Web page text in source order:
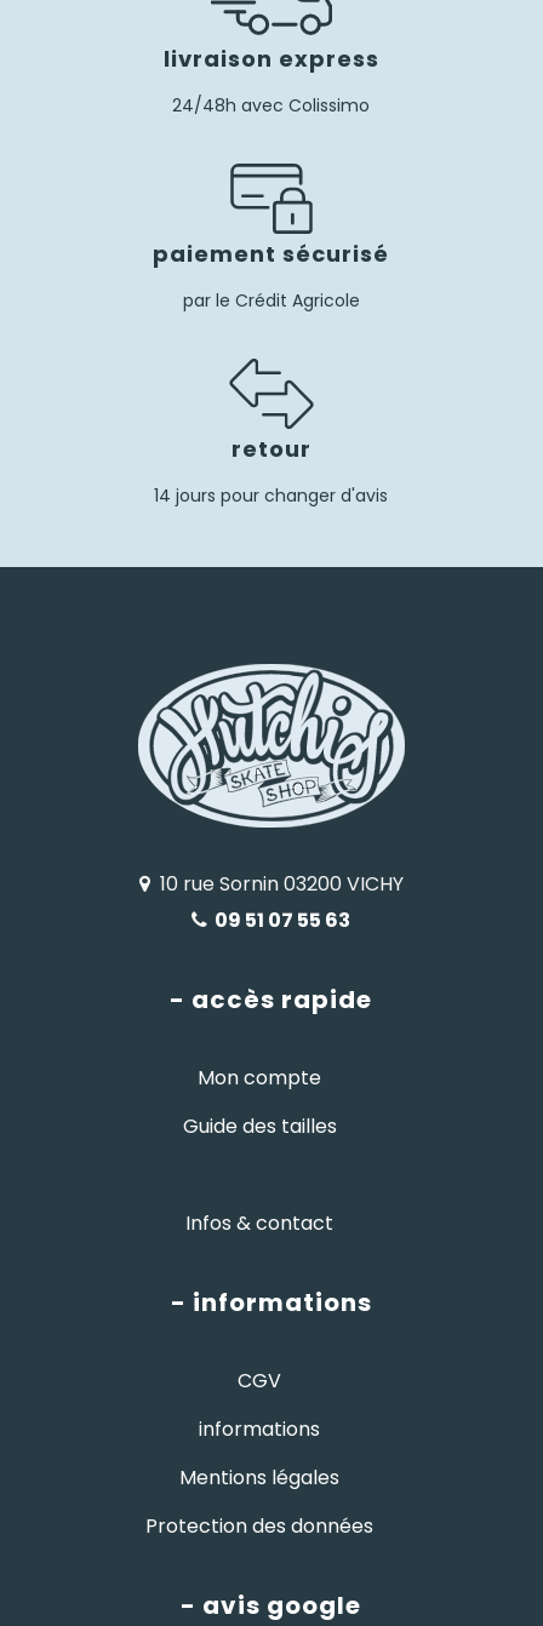
livraison express
24/48h avec Colissimo
paiement sécurisé
par le Crédit Agricole
retour
14 jours pour changer d'avis
10 rue Sornin 03200 VICHY
09 51 07 55 63
- accès rapide
Mon compte
Guide des tailles
Infos & contact
- informations
CGV
informations
Mentions légales
Protection des données
- avis google